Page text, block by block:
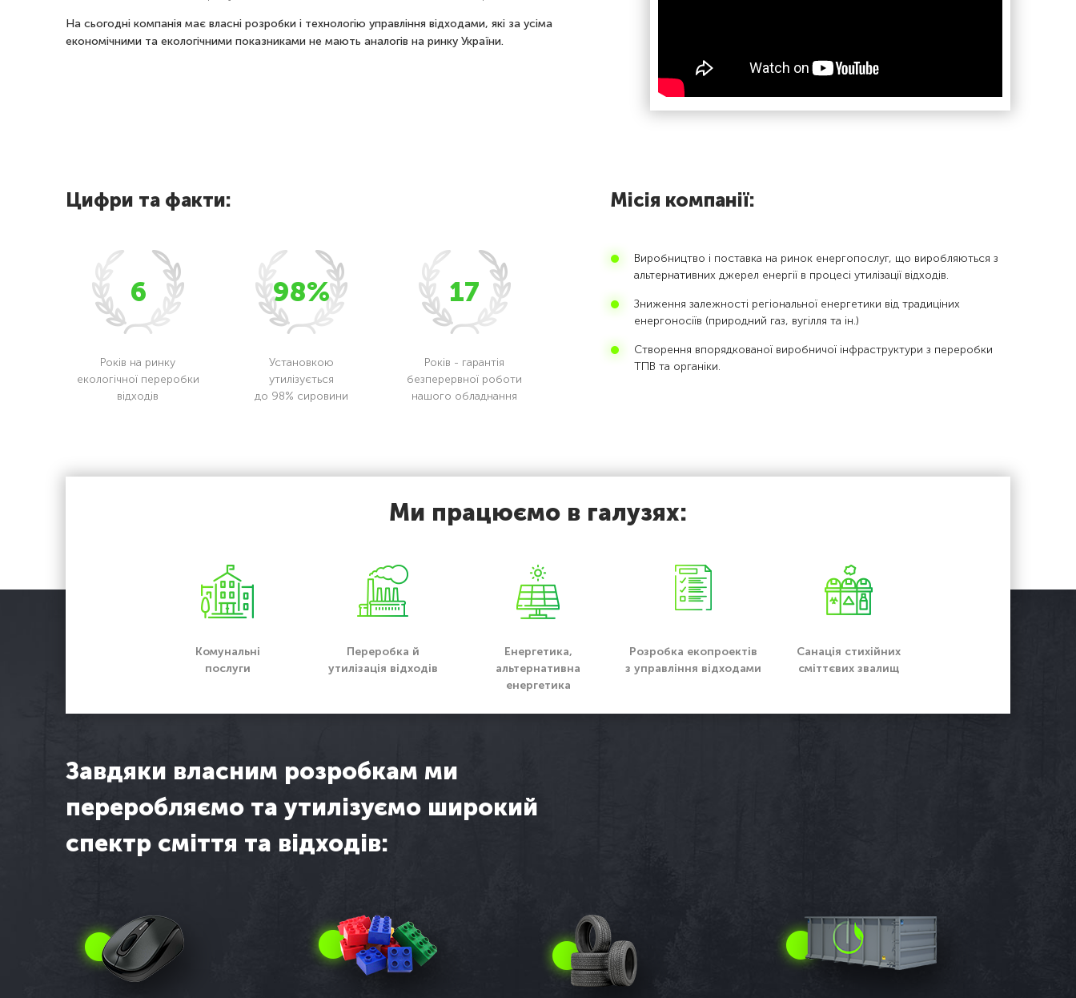
На сьогодні компанія має власні розробки і технологію управління відходами, які за усіма
економічними та екологічними показниками не мають аналогів на ринку України.
Цифри та факти:
6
Років на ринку
екологічної переробки
відходів
98%
Установкою
утилізується
до 98% сировини
17
Років - гарантія
безперервної роботи
нашого обладнання
Місія компанії:
Виробництво і поставка на ринок енергопослуг, що виробляються з
альтернативних джерел енергії в процесі утилізації відходів.
Зниження залежності регіональної енергетики від традиціних
енергоносіїв (природний газ, вугілля та ін.)
Створення впорядкованої виробничої інфраструктури з переробки
ТПВ та органіки.
Ми працюємо в галузях:
Комунальні
послуги
Переробка й
утилізація відходів
Енергетика,
альтернативна
енергетика
Розробка екопроектів
з управління відходами
Санація стихійних
сміттєвих звалищ
Завдяки власним розробкам ми
переробляємо та утилізуємо широкий
спектр сміття та відходів: